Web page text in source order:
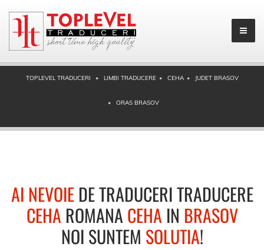
TOPLEVEL TRADUCERI LIMBI TRADUCERE CEHA JUDET BRASOV
ORAS BRASOV
AI NEVOIEDE TRADUCERI TRADUCERE
CEHA ROMANA CEHA IN BRASOV
NOI SUNTEM SOLUTIA!